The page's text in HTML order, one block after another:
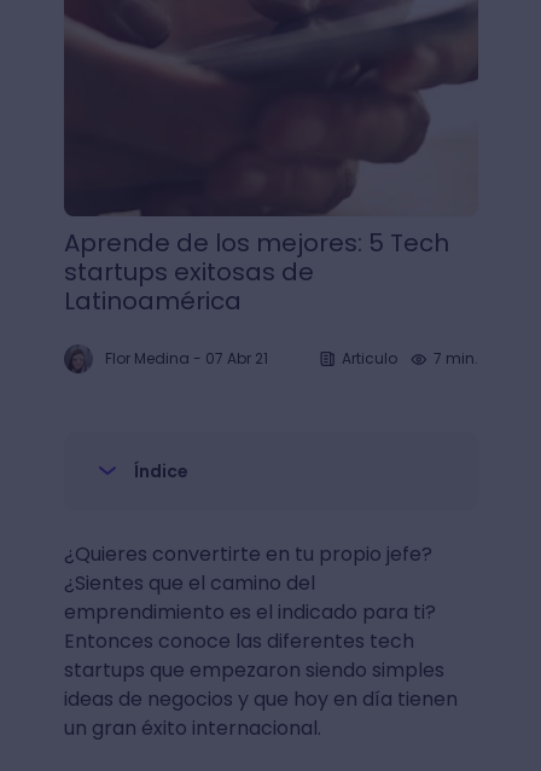
Aprende de los mejores: 5 Tech
startups exitosas de
Latinoamérica
Flor Medina - 07 Abr 21 Articulo 7 min.
Índice
¿Quieres convertirte en tu propio jefe?
¿Sientes que el camino del
emprendimiento es el indicado para ti?
Entonces conoce las diferentes tech
startups que empezaron siendo simples
ideas de negocios y que hoy en día tienen
un gran éxito internacional.